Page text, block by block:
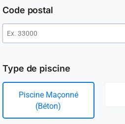
Code postal
Type de piscine
Piscine Maçonné
(Béton)